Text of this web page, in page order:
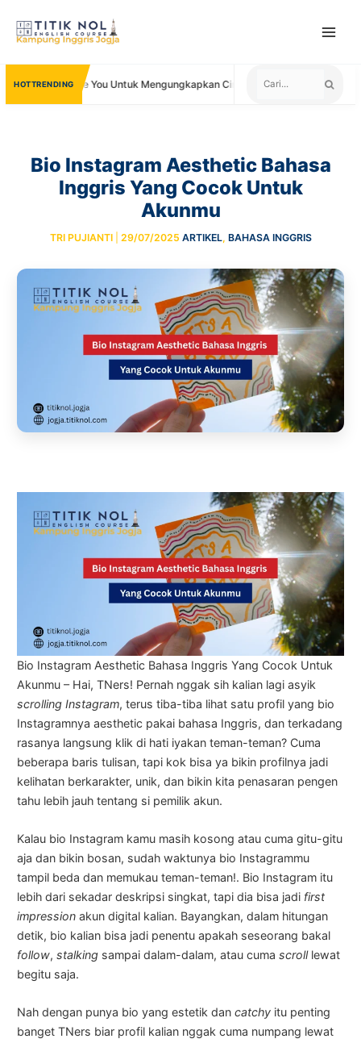
content
TRENDING
I Love You Untuk Mengungkapkan Cinta Negara yang
Bio Instagram Aesthetic Bahasa
Inggris Yang Cocok Untuk
Akunmu
TRI PUJIANTI| 29/07/2025 ARTIKEL, BAHASA INGGRIS
Bio Instagram Aesthetic Bahasa Inggris Yang Cocok Untuk
Akunmu – Hai, TNers! Pernah nggak sih kalian lagi asyik
scrolling Instagram, terus tiba-tiba lihat satu profil yang bio
Instagramnya aesthetic pakai bahasa Inggris, dan terkadang
rasanya langsung klik di hati iyakan teman-teman? Cuma
beberapa baris tulisan, tapi kok bisa ya bikin profilnya jadi
kelihatan berkarakter, unik, dan bikin kita penasaran pengen
tahu lebih jauh tentang si pemilik akun.
Kalau bio Instagram kamu masih kosong atau cuma gitu-gitu
aja dan bikin bosan, sudah waktunya bio Instagrammu
tampil beda dan memukau teman-teman!. Bio Instagram itu
lebih dari sekadar deskripsi singkat, tapi dia bisa jadi first
impressionakun digital kalian. Bayangkan, dalam hitungan
detik, bio kalian bisa jadi penentu apakah seseorang bakal
follow,stalking sampai dalam-dalam, atau cumascrolllewat
begitu saja.
Nah dengan punya bio yang estetik dancatchy itu penting
banget TNers biar profil kalian nggak cuma numpang lewat